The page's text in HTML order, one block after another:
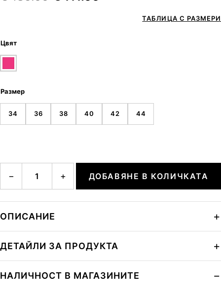
ТАБЛИЦА С РАЗМЕРИ
Цвят
Размер
34 36 38 40 42 44
− + ДОБАВЯНЕ В КОЛИЧКАТА
ОПИСАНИЕ
ДЕТАЙЛИ ЗА ПРОДУКТА
НАЛИЧНОСТ В МАГАЗИНИТЕ